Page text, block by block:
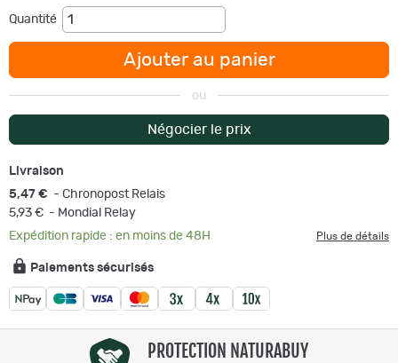
Quantité
Ajouter au panier
ou
Négocier le prix
Livraison
5,47 € - Chronopost Relais
5,93 € - Mondial Relay
Expédition rapide : en moins de 48H
Plus de détails
Paiements sécurisés
PROTECTION NATURABUY